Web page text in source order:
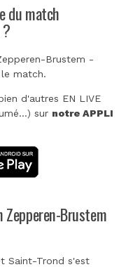
du match
Brustem -
match.
d'autres EN LIVE
sur notre APPLI
Zepperen-Brustem
Saint-Trond s'est